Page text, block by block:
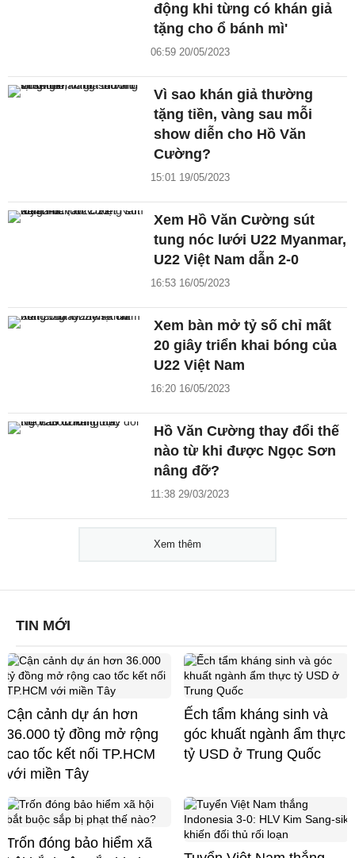
động khi từng có khán giả
tặng cho ổ bánh mì'
06:59 20/05/2023
Vì sao khán giả thường
tặng tiền, vàng sau mỗi
show diễn cho Hồ Văn
Cường?
15:01 19/05/2023
Xem Hồ Văn Cường sút
tung nóc lưới U22 Myanmar,
U22 Việt Nam dẫn 2-0
16:53 16/05/2023
Xem bàn mở tỷ số chỉ mất
20 giây triển khai bóng của
U22 Việt Nam
16:20 16/05/2023
Hồ Văn Cường thay đổi thế
nào từ khi được Ngọc Sơn
nâng đỡ?
11:38 29/03/2023
Xem thêm
TIN MỚI
Cận cảnh dự án hơn
36.000 tỷ đồng mở rộng
cao tốc kết nối TP.HCM
với miền Tây
Ếch tẩm kháng sinh và
góc khuất ngành ẩm thực
tỷ USD ở Trung Quốc
Trốn đóng bảo hiểm xã